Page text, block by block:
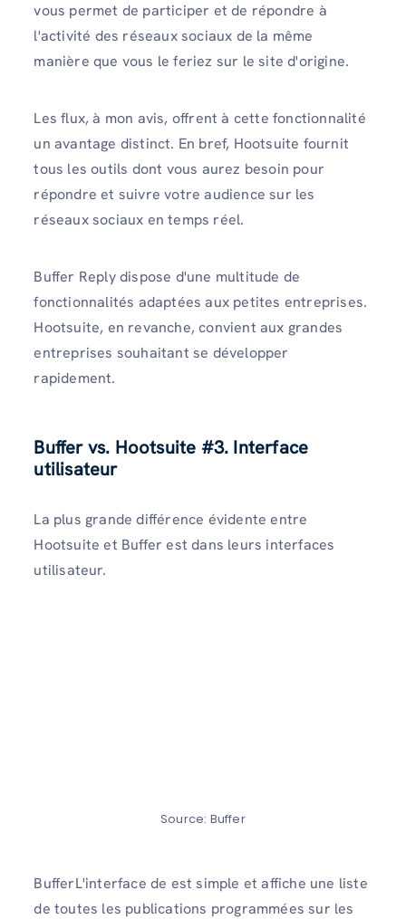
vous permet de participer et de répondre à
l'activité des réseaux sociaux de la même
manière que vous le feriez sur le site d'origine.
Les flux, à mon avis, offrent à cette fonctionnalité
un avantage distinct. En bref, Hootsuite fournit
tous les outils dont vous aurez besoin pour
répondre et suivre votre audience sur les
réseaux sociaux en temps réel.
Buffer Reply dispose d'une multitude de
fonctionnalités adaptées aux petites entreprises.
Hootsuite, en revanche, convient aux grandes
entreprises souhaitant se développer
rapidement.
Buffer vs. Hootsuite #3. Interface
utilisateur
La plus grande différence évidente entre
Hootsuite et Buffer est dans leurs interfaces
utilisateur.
Source: Buffer
BufferL'interface de est simple et affiche une liste
de toutes les publications programmées sur les